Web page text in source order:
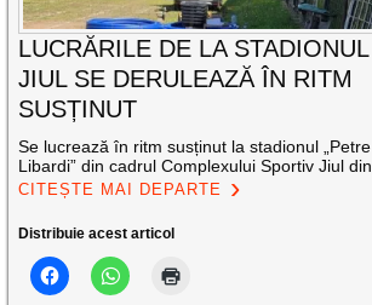
LUCRĂRILE DE LA STADIONUL
JIUL SE DERULEAZĂ ÎN RITM
SUSȚINUT
Se lucrează în ritm susținut la stadionul „Petre
Libardi” din cadrul Complexului Sportiv Jiul din
CITEȘTE MAI DEPARTE
Distribuie acest articol